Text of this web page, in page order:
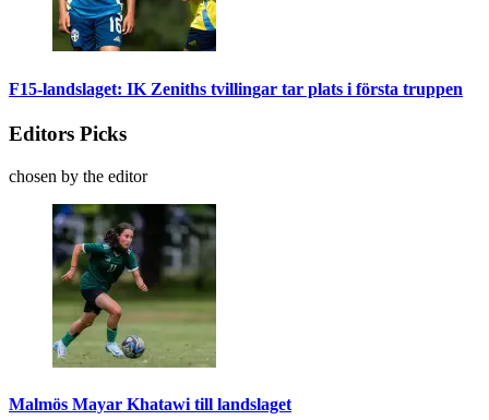
F15-landslaget: IK Zeniths tvillingar tar plats i första truppen
Editors Picks
chosen by the editor
Malmös Mayar Khatawi till landslaget